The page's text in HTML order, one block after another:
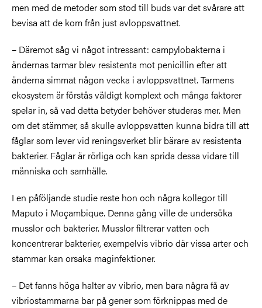
men med de metoder som stod till buds var det svårare att
bevisa att de kom från just avloppsvattnet.
– Däremot såg vi något intressant: campylobakterna i
ändernas tarmar blev resistenta mot penicillin efter att
änderna simmat någon vecka i avloppsvattnet. Tarmens
ekosystem är förstås väldigt komplext och många faktorer
spelar in, så vad detta betyder behöver studeras mer. Men
om det stämmer, så skulle avloppsvatten kunna bidra till att
fåglar som lever vid reningsverket blir bärare av resistenta
bakterier. Fåglar är rörliga och kan sprida dessa vidare till
människa och samhälle.
I en påföljande studie reste hon och några kollegor till
Maputo i Moçambique. Denna gång ville de undersöka
musslor och bakterier. Musslor filtrerar vatten och
koncentrerar bakterier, exempelvis vibrio där vissa arter och
stammar kan orsaka maginfektioner.
– Det fanns höga halter av vibrio, men bara några få av
vibriostammarna bar på gener som förknippas med de